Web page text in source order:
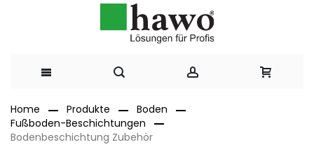
zum
Home Produkte
Boden
Fußboden-Beschichtungen
Bodenbeschichtung Zubehör